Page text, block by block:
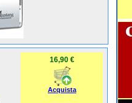
16,90 €
Acquista